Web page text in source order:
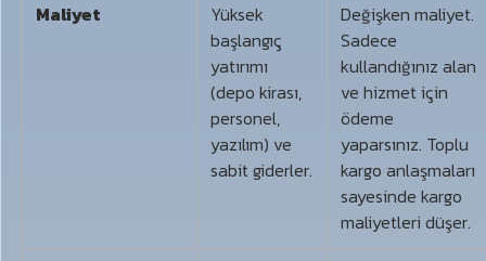
Maliyet
Yüksek
başlangıç
yatırımı
(depo kirası,
personel,
yazılım) ve
sabit giderler.
Değişken maliyet.
Sadece
kullandığınız alan
ve hizmet için
ödeme
yaparsınız. Toplu
kargo anlaşmaları
sayesinde kargo
maliyetleri düşer.